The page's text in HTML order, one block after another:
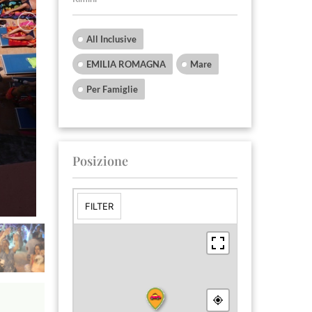
All Inclusive
EMILIA ROMAGNA Mare
Per Famiglie
Posizione